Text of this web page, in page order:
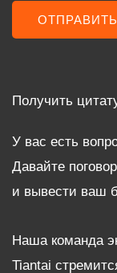
Получить
У вас есть
Давайте
и вывести ваш
Наша команда
Tiantai